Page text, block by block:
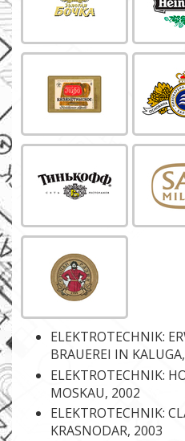
ELEKTROTECHNIK:
BRAUEREI IN
ELEKTROTECHNIK:
MOSKAU, 2002
ELEKTROTECHNIK:
KRASNODAR, 2003